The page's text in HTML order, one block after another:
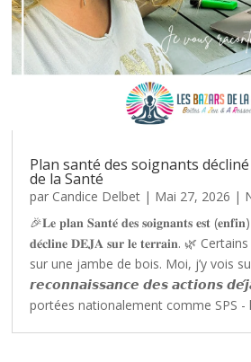
Plan santé des soignants
de la Santé
par Candice Delbet | Mai 27, 2026 |
🎉𝐋𝐞 𝐩𝐥𝐚𝐧 𝐒𝐚𝐧𝐭𝐞́ 𝐝𝐞𝐬 𝐬𝐨𝐢𝐠𝐧𝐚𝐧𝐭𝐬 𝐞𝐬𝐭
𝐝𝐞́𝐜𝐥𝐢𝐧𝐞 𝐃𝐄𝐉𝐀 𝐬𝐮𝐫 𝐥𝐞 𝐭𝐞𝐫𝐫𝐚𝐢𝐧. 🌿
sur une jambe de bois. Moi, j’y vois
𝙧𝙚𝙘𝙤𝙣𝙣𝙖𝙞𝙨𝙨𝙖𝙣𝙘𝙚 𝙙𝙚𝙨 𝙖𝙘𝙩𝙞𝙤𝙣𝙨
portées nationalement comme SPS -